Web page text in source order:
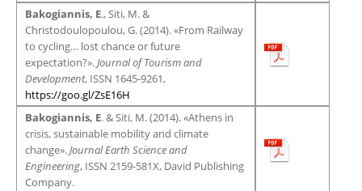
Bakogiannis, E., Siti, M. &
Christodoulopoulou, G. (2014). «From Railway
to cycling… lost chance or future
expectation?».Journal of Tourism and
Development, ISSN 1645-9261,
https://goo.gl/ZsE16H
Bakogiannis, E. & Siti, M. (2014). «Athens in
crisis, sustainable mobility and climate
change».Journal Earth Science and
Engineering, ISSN 2159-581X, David Publishing
Company.